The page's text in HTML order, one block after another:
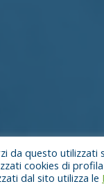
2021 - P.Iva
da questo utilizzati
cookies di
dal sito utilizza le